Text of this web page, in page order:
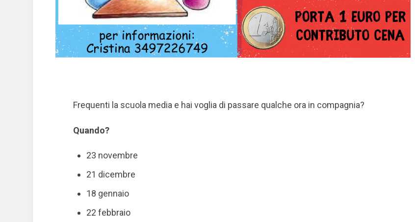
Frequenti la scuola media e hai voglia di passare qualche ora in compagnia?
Quando?
23 novembre
21 dicembre
18 gennaio
22 febbraio